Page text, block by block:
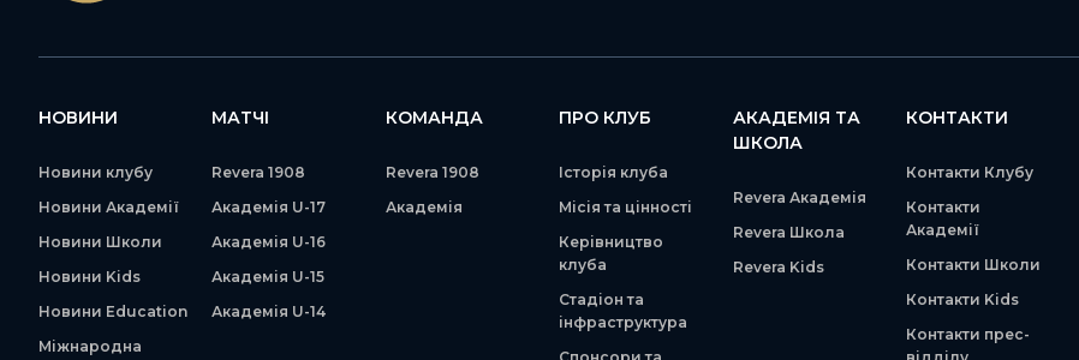
НОВИНИ
Новини клубу
Новини Академії
Новини Школи
Новини Kids
Новини Education
Міжнародна
МАТЧІ
Revera 1908
Академія U-17
Академія U-16
Академія U-15
Академія U-14
КОМАНДА
Revera 1908
Академія
ПРО КЛУБ
Історія клуба
Місія та цінності
Керівництво
клуба
Стадіон та
інфраструктура
АКАДЕМІЯ ТА
ШКОЛА
Revera Академія
Revera Школа
Revera Kids
КОНТАКТИ
Контакти Клубу
Контакти
Академії
Контакти Школи
Контакти Kids
Контакти прес-